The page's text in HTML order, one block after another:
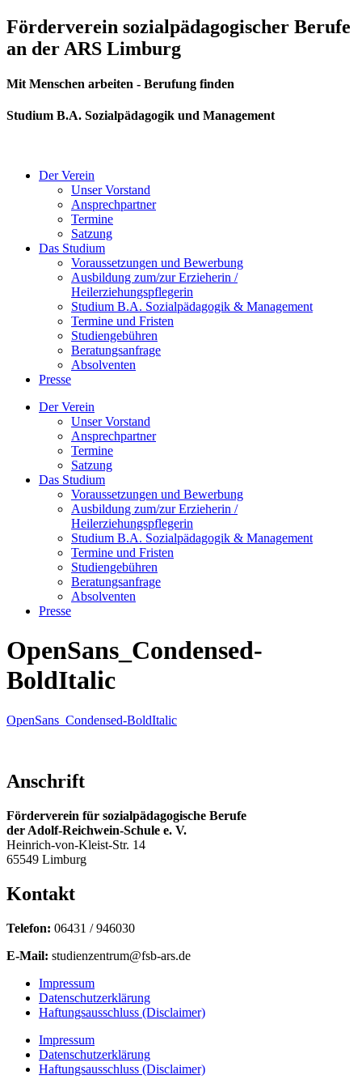
Zum
Inhalt
springen
Förderverein sozialpädagogischer Berufe
an der ARS Limburg
Mit Menschen arbeiten - Berufung finden
Studium B.A. Sozialpädagogik und Management
Der Verein
Unser Vorstand
Ansprechpartner
Termine
Satzung
Das Studium
Voraussetzungen und Bewerbung
Ausbildung zum/zur Erzieherin /
Heilerziehungspflegerin
Studium B.A. Sozialpädagogik & Management
Termine und Fristen
Studiengebühren
Beratungsanfrage
Absolventen
Presse
Der Verein
Unser Vorstand
Ansprechpartner
Termine
Satzung
Das Studium
Voraussetzungen und Bewerbung
Ausbildung zum/zur Erzieherin /
Heilerziehungspflegerin
Studium B.A. Sozialpädagogik & Management
Termine und Fristen
Studiengebühren
Beratungsanfrage
Absolventen
Presse
OpenSans_Condensed-
BoldItalic
OpenSans_Condensed-BoldItalic
Anschrift
Förderverein für sozialpädagogische Berufe
der Adolf-Reichwein-Schule e. V.
Heinrich-von-Kleist-Str. 14
65549 Limburg
Kontakt
Telefon: 06431 / 946030
E-Mail: studienzentrum@fsb-ars.de
Impressum
Datenschutzerklärung
Haftungsausschluss (Disclaimer)
Impressum
Datenschutzerklärung
Haftungsausschluss (Disclaimer)